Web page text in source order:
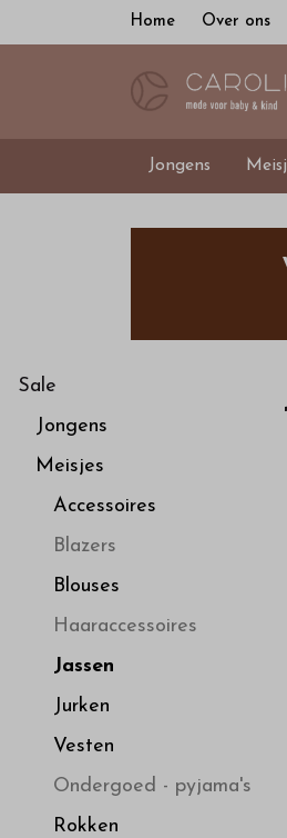
Home Over ons
Jongens
Jassen
Bestel
van
hoge
kwaliteit
onze
webshop
Sale
Jongens
Meisjes
Accessoires
Blazers
Blouses
Haaraccessoires
Jassen
Jurken
Vesten
Ondergoed - pyjama's
Rokken